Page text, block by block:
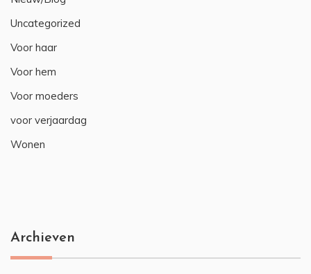
Uncategorized
Voor haar
Voor hem
Voor moeders
voor verjaardag
Wonen
Archieven